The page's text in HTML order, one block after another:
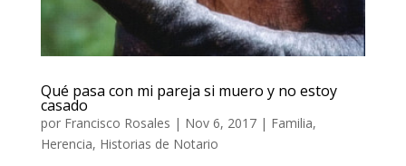
Qué pasa con mi pareja si muero y no estoy
casado
por Francisco Rosales | Nov 6, 2017| Familia,
Herencia, Historias de Notario